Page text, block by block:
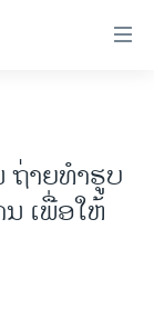
າຍ​ທຳ​ຮູ​ບ​
ເພື່ອ​ໃຫ້​